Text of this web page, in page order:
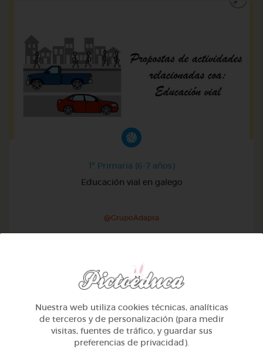
1º Primaria (6-7 años)
Educación vial en galego
@GrupoAdapta
Nuestra web utiliza cookies técnicas, analíticas
de terceros y de personalización (para medir
visitas, fuentes de tráfico, y guardar sus
preferencias de privacidad).